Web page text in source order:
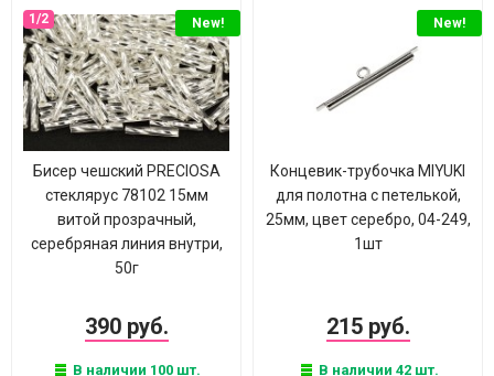
New!
Бисер чешский PRECIOSA
стеклярус 78102 15мм
витой прозрачный,
серебряная линия внутри,
50г
390 руб.
В наличии 100 шт.
New!
Концевик-трубочка MIYUKI
для полотна с петелькой,
25мм, цвет серебро, 04-249,
1шт
215 руб.
В наличии 42 шт.